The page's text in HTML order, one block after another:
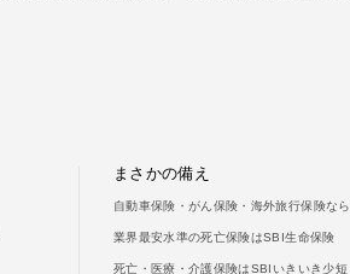
まさかの備え
自動車保険・がん保険・海外旅行保険な
業界最安水準の死亡保険はSBI生命保険
死亡・医療・介護保険はSBIいきいき少短